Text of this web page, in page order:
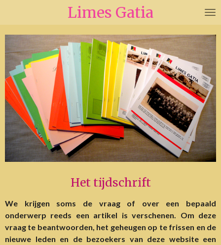
naar
hoofdinhoud
Limes Gatia
Het tijdschrift
We krijgen soms de vraag of over een bepaald
onderwerp reeds een artikel is verschenen. Om deze
vraag te beantwoorden, het geheugen op te frissen en de
nieuwe leden en de bezoekers van deze website een